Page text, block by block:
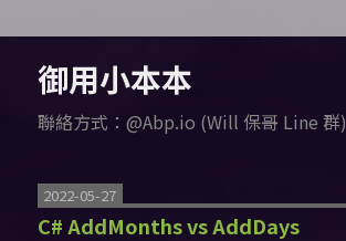
御用小本本
聯絡方式：@Abp.io (Will 保哥 Line 群)
2022-05-27
C# AddMonths vs AddDays